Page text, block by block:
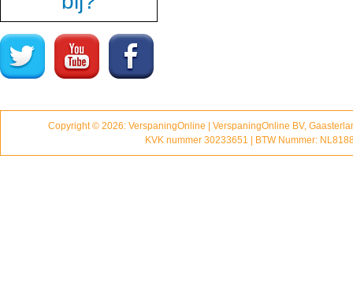
Copyright © 2026: VerspaningOnline | VerspaningOnline BV,
KVK nummer 30233651 | BTW Nummer: